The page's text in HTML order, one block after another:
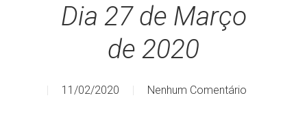
Dia 27 de Março
de 2020
11/02/2020 Nenhum Comentário